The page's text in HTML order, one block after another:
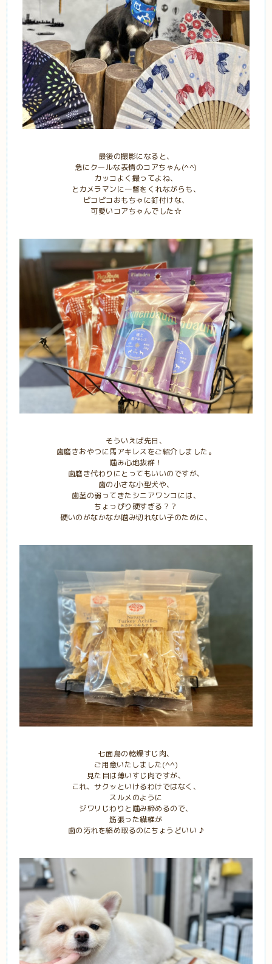
最後の撮影になると、
急にクールな表情のコアちゃん(^^)
カッコよく撮ってよね、
とカメラマンに一瞥をくれながらも、
ピコピコおもちゃに釘付けな、
可愛いコアちゃんでした☆
そういえば先日、
歯磨きおやつに馬アキレスをご紹介しました。
噛み心地抜群！
歯磨き代わりにとってもいいのですが、
歯の小さな小型犬や、
歯茎の弱ってきたシニアワンコには、
ちょっぴり硬すぎる？？
硬いのがなかなか噛み切れない子のために、
七面鳥の乾燥すじ肉、
ご用意いたしました(^^)
見た目は薄いすじ肉ですが、
これ、サクッといけるわけではなく、
スルメのように
ジワリじわりと噛み締めるので、
筋張った繊維が
歯の汚れを絡め取るのにちょうどいい ♪